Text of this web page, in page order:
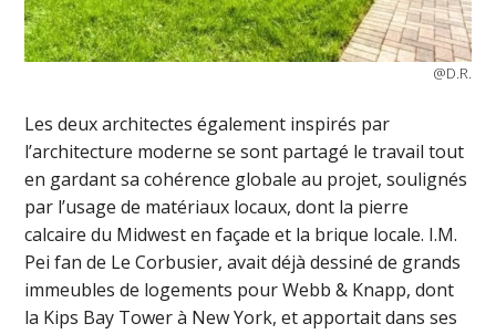
@D.R.
Les deux architectes également inspirés par
l’architecture moderne se sont partagé le travail tout
en gardant sa cohérence globale au projet, soulignés
par l’usage de matériaux locaux, dont la pierre
calcaire du Midwest en façade et la brique locale. I.M.
Pei fan de Le Corbusier, avait déjà dessiné de grands
immeubles de logements pour Webb & Knapp, dont
la Kips Bay Tower à New York, et apportait dans ses